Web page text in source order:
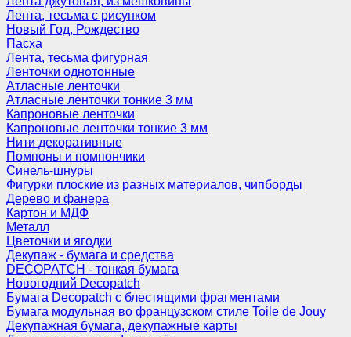
Лента, тесьма с рисунком
Новый Год, Рождество
Пасха
Лента, тесьма фигурная
Ленточки однотонные
Атласные ленточки
Атласные ленточки тонкие 3 мм
Капроновые ленточки
Капроновые ленточки тонкие 3 мм
Нити декоративные
Помпоны и помпончики
Синель-шнуры
Фигурки плоские из разных материалов, чипборды
Дерево и фанера
Картон и МДФ
Металл
Цветочки и ягодки
Декупаж - бумага и средства
DECOPATCH - тонкая бумага
Новогодний Decopatch
Бумага Decopatch с блестящими фрагментами
Бумага модульная во французском стиле Toile de Jouy
Декупажная бумага, декупажные карты